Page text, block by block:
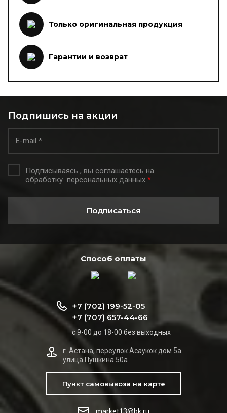
Только оригинальная продукция
Гарантии и возврат
Подпишись на акции
Подписываясь , вы соглашаетесь на
обработку персональных данных *
Подписаться
Способ оплаты
+7 (702) 199-52-05
+7 (707) 657-44-66
с 9-00 до 18-00 без выходных
г. Астана, переулок Асаукок дом 5а
улица Пушкина 50а
Пункт самовывоза на карте
market13@bk.ru